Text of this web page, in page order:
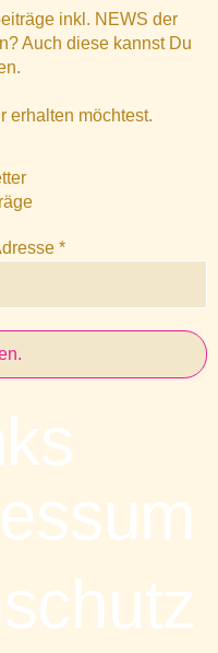
inkl. NEWS der
Auch diese kannst Du
erhalten möchtest.
*